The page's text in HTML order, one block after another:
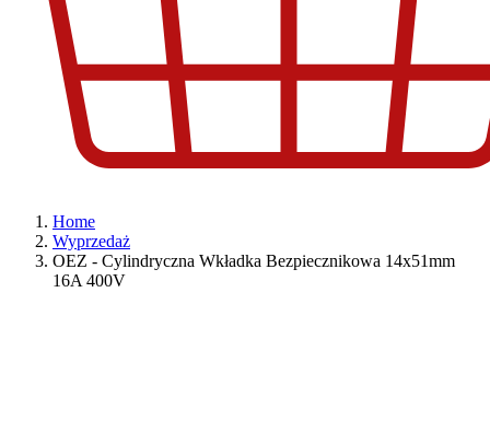
Home
Wyprzedaż
OEZ - Cylindryczna Wkładka Bezpiecznikowa 14x51mm
16A 400V